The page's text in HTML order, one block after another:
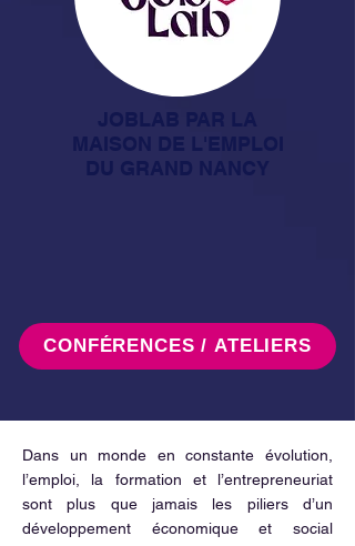
CONFÉRENCES / ATELIERS
Dans un monde en constante évolution,
l’emploi, la formation et l’entrepreneuriat
sont plus que jamais les piliers d’un
développement économique et social